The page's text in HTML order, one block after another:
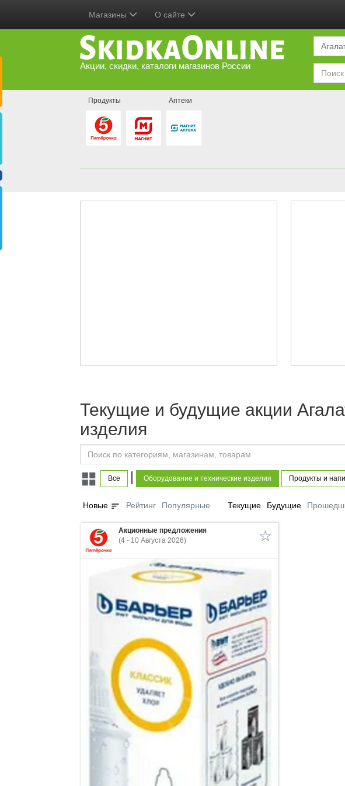
Магазины О сайте
Акции, скидки, каталоги магазинов России
Продукты Аптеки
Текущие и будущие акции
изделия
Все | Оборудование и технические изделия Продукты и
Новые sort Рейтинг Популярные Текущие Будущие
Акционные предложения
(4 - 10 Августа 2026)